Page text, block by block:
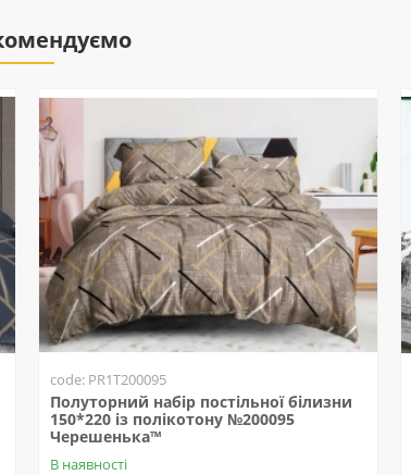
code: PR1T200095
Полуторний набір постільної білизни
150*220 із полікотону №200095
Черешенька™
В наявності